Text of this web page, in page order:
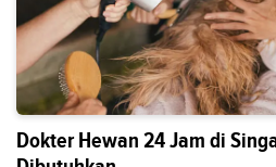
Dokter Hewan 24 Jam di